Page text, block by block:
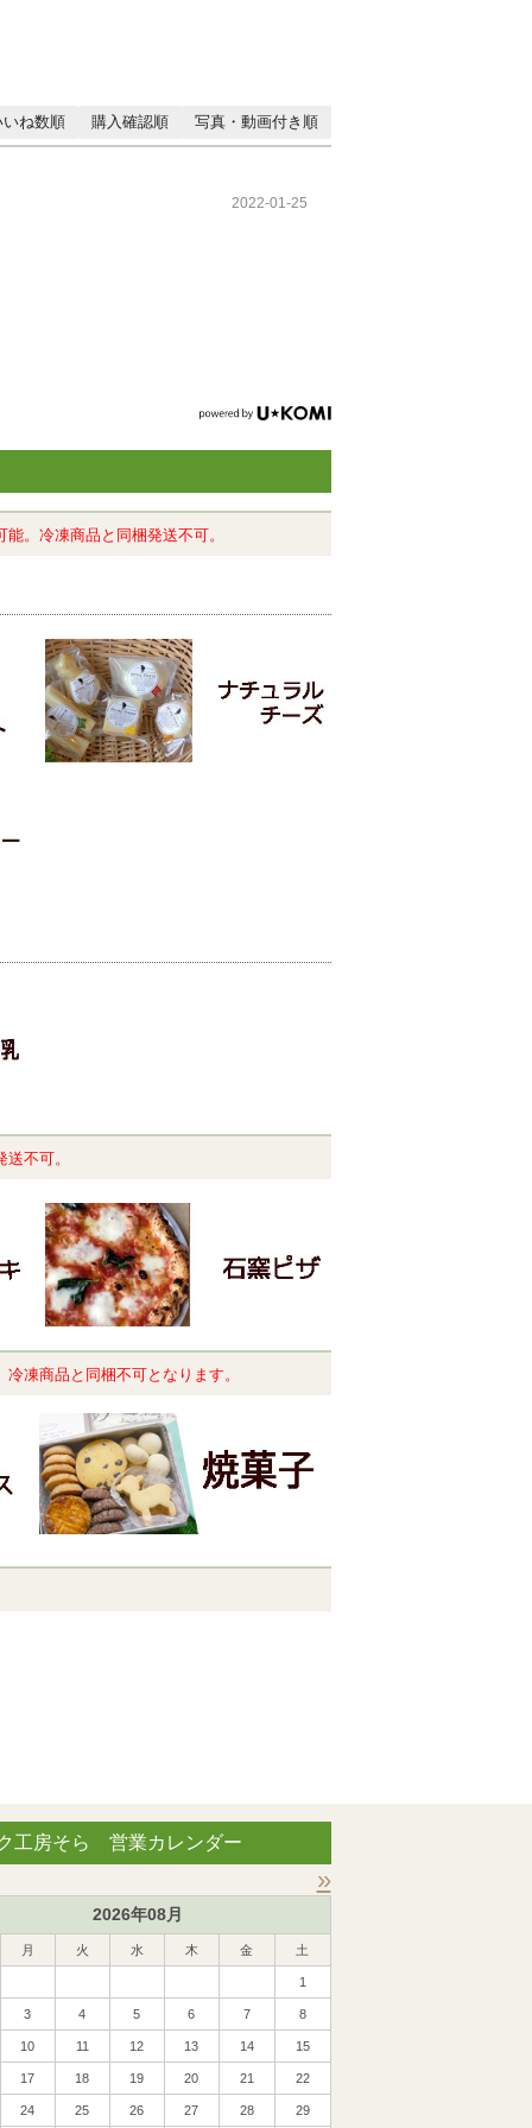
いね数順 購入確認順 写真・動画付き順
2022-01-25
。冷凍商品と同梱発送不可。
不可。
凍商品と同梱不可となります。
工房そら 営業カレンダー
»
2026年08月
月 火 水 木 金 土
1
3 4 5 6 7 8
10 11 12 13 14 15
17 18 19 20 21 22
24 25 26 27 28 29